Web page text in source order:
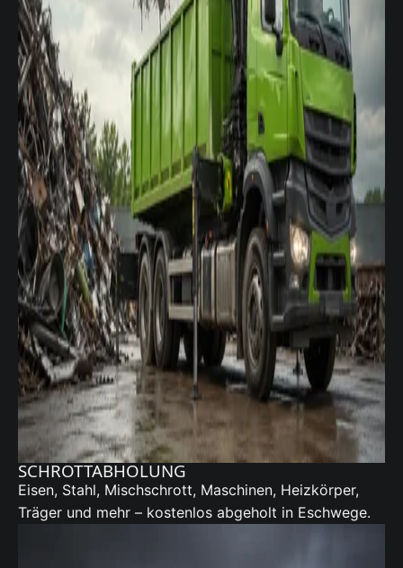
SCHROTTABHOLUNG
Eisen, Stahl, Mischschrott, Maschinen, Heizkörper,
Träger und mehr – kostenlos abgeholt in Eschwege.